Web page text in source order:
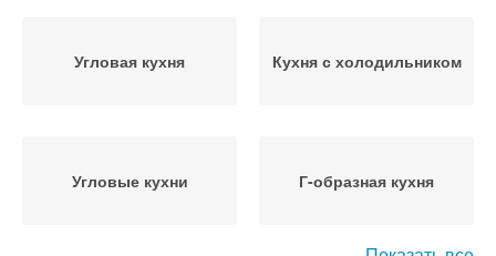
Угловая кухня Кухня с холодильником
Угловые кухни Г-образная кухня